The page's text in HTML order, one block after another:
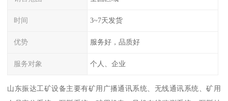
时间 3~7天发货
优势 服务好，品质好
服务对象 个人、企业
山东振达工矿设备主要有矿用广播通讯系统、无线通讯系统、矿用